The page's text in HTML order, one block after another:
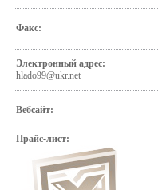
Факс:
Электронный адрес:
hlado99@ukr.net
Вебсайт:
Прайс-лист: